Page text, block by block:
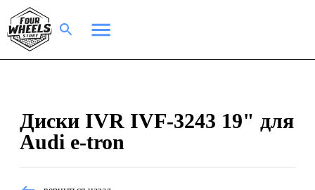
Диски IVR IVF-3243 19" для
Audi e-tron